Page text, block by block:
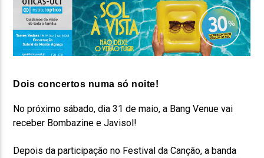
ON FM
Dois concertos numa só noite!
No próximo sábado, dia 31 de maio, a Bang Venue vai
receber Bombazine e Javisol!
Depois da participação no Festival da Canção, a banda